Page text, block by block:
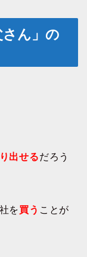
さん」の
出せるだろう
を買う ことが